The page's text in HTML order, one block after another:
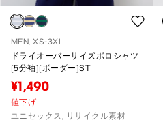
MEN, XS-3XL
ドライオーバーサイズポロシャツ
(5分袖)(ボーダー)ST
¥1,490
値下げ
ユニセックス, リサイクル素材